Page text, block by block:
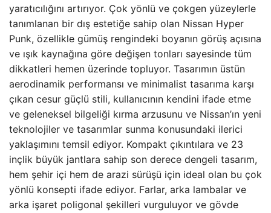
yaratıcılığını artırıyor. Çok yönlü ve çokgen yüzeylerle
tanımlanan bir dış estetiğe sahip olan Nissan Hyper
Punk, özellikle gümüş rengindeki boyanın görüş açısına
ve ışık kaynağına göre değişen tonları sayesinde tüm
dikkatleri hemen üzerinde topluyor. Tasarımın üstün
aerodinamik performansı ve minimalist tasarıma karşı
çıkan cesur güçlü stili, kullanıcının kendini ifade etme
ve geleneksel bilgeliği kırma arzusunu ve Nissan’ın yeni
teknolojiler ve tasarımlar sunma konusundaki ilerici
yaklaşımını temsil ediyor. Kompakt çıkıntılara ve 23
inçlik büyük jantlara sahip son derece dengeli tasarım,
hem şehir içi hem de arazi sürüşü için ideal olan bu çok
yönlü konsepti ifade ediyor. Farlar, arka lambalar ve
arka işaret poligonal şekilleri vurguluyor ve gövde